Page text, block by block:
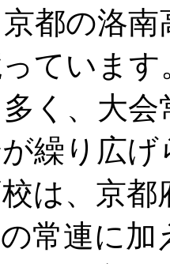
都の洛
ていま
く、大
繰り広
は、京
常連に